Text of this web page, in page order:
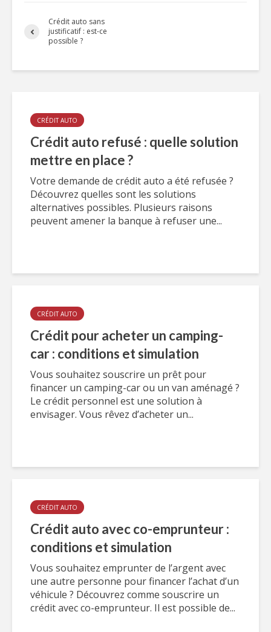
Crédit auto sans
justificatif : est-ce
possible ?
CRÉDIT AUTO
Crédit auto refusé : quelle solution
mettre en place ?
Votre demande de crédit auto a été refusée ?
Découvrez quelles sont les solutions
alternatives possibles. Plusieurs raisons
peuvent amener la banque à refuser une...
CRÉDIT AUTO
Crédit pour acheter un camping-
car : conditions et simulation
Vous souhaitez souscrire un prêt pour
financer un camping-car ou un van aménagé ?
Le crédit personnel est une solution à
envisager. Vous rêvez d’acheter un...
CRÉDIT AUTO
Crédit auto avec co-emprunteur :
conditions et simulation
Vous souhaitez emprunter de l’argent avec
une autre personne pour financer l’achat d’un
véhicule ? Découvrez comme souscrire un
crédit avec co-emprunteur. Il est possible de...